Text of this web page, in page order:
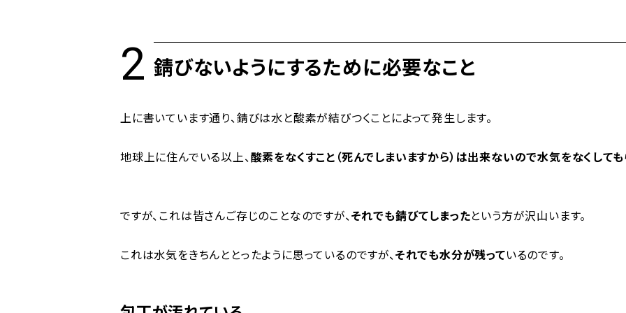
錆びないようにするために必要なこと
上に書いています通り、錆びは水と酸素が結びつくことによって発生します。
地球上に住んでいる以上、酸素をなくすこと（死んでしまいますから）は出来ないので水気をなくしても
ですが、これは皆さんご存じのことなのですが、それでも錆びてしまったという方が沢山います。
これは水気をきちんととったように思っているのですが、それでも水分が残っているのです。